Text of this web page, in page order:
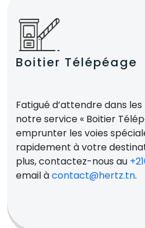
Boitier Télépéage
Fatigué d’attendre dans
notre service « Boitier
emprunter les voies
rapidement à votre
plus, contactez-nous au
email àcontact@hertz.tn.